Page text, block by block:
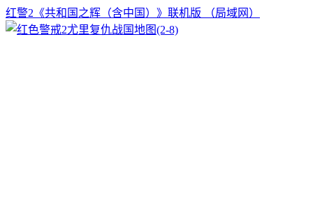
红警2《共和国之辉（含中国）》联机版 （局域网）